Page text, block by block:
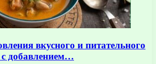
вкусного и питательного
добавлением…